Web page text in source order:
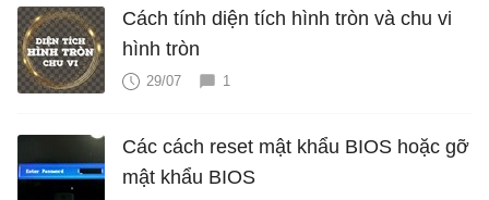
Cách tính diện tích hình tròn và chu vi
hình tròn
29/07 1
Các cách reset mật khẩu BIOS hoặc gỡ
mật khẩu BIOS